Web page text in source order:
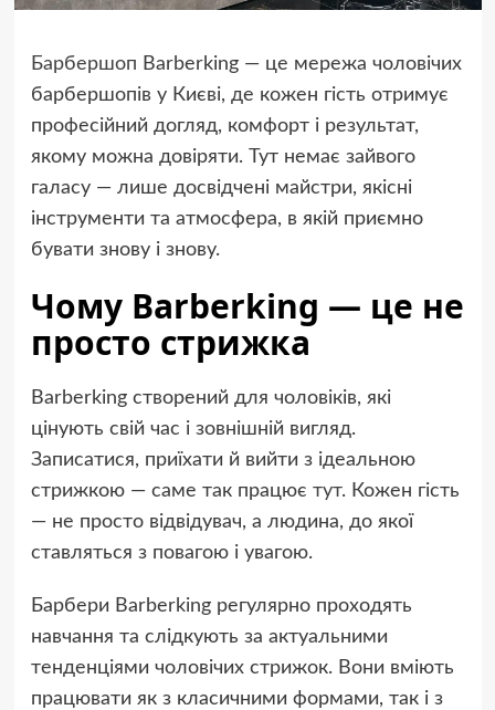
Барбершоп Barberking — це мережа чоловічих
барбершопів у Києві, де кожен гість отримує
професійний догляд, комфорт і результат,
якому можна довіряти. Тут немає зайвого
галасу — лише досвідчені майстри, якісні
інструменти та атмосфера, в якій приємно
бувати знову і знову.
Чому Barberking — це не
просто стрижка
Barberking створений для чоловіків, які
цінують свій час і зовнішній вигляд.
Записатися, приїхати й вийти з ідеальною
стрижкою — саме так працює тут. Кожен гість
— не просто відвідувач, а людина, до якої
ставляться з повагою і увагою.
Барбери Barberking регулярно проходять
навчання та слідкують за актуальними
тенденціями чоловічих стрижок. Вони вміють
працювати як з класичними формами, так і з